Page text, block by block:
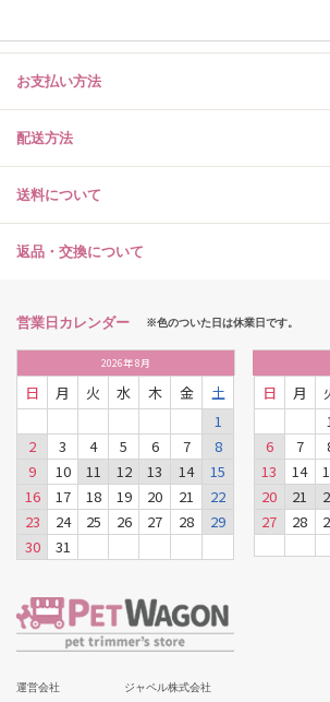
お支払い方法
配送方法
送料について
返品・交換について
営業日カレンダー ※色のついた日は休業日です。
2026年8月
日 月 火 水 木 金
土
1
2
3 4 5 6 7
8
9
10 11 12 13 14
15
16
17 18 19 20 21
22
23
24 25 26 27 28
29
30
31
日 月
6
7
13
14
20
21
27
28
運営会社 ジャペル株式会社